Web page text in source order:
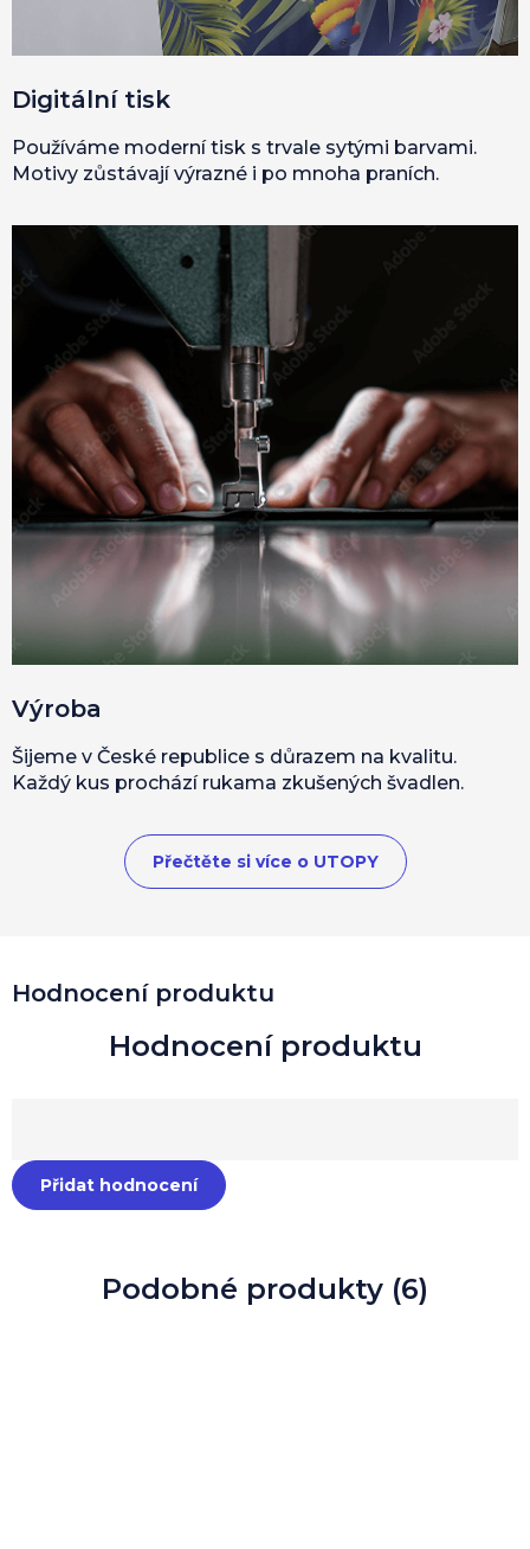
Podobné produkty (6)
Hodnocení produktu
Přidat hodnocení
Digitální tisk
Používáme moderní tisk s trvale sytými barvami.
Motivy zůstávají výrazné i po mnoha praních.
Výroba
Šijeme v České republice s důrazem na kvalitu.
Každý kus prochází rukama zkušených švadlen.
Přečtěte si více o UTOPY